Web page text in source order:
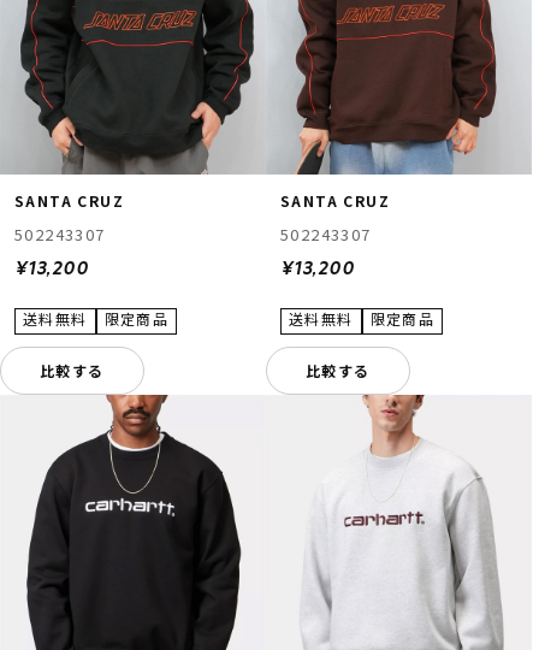
SANTA CRUZ
502243307
¥13,200
比較する
SANTA CRUZ
502243307
¥13,200
比較する